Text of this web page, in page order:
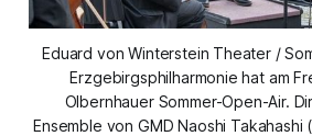
Eduard von Winterstein Theater /
Erzgebirgsphilharmonie hat am
Olbernhauer Sommer-Open-Air.
Ensemble von GMD Naoshi